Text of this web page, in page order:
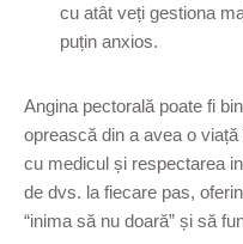
cu atât veți gestiona
puțin anxios.
Angina pectorală poate fi
oprească din a avea o
cu medicul și respectarea
de dvs. la fiecare pas,
“inima să nu doară” și să